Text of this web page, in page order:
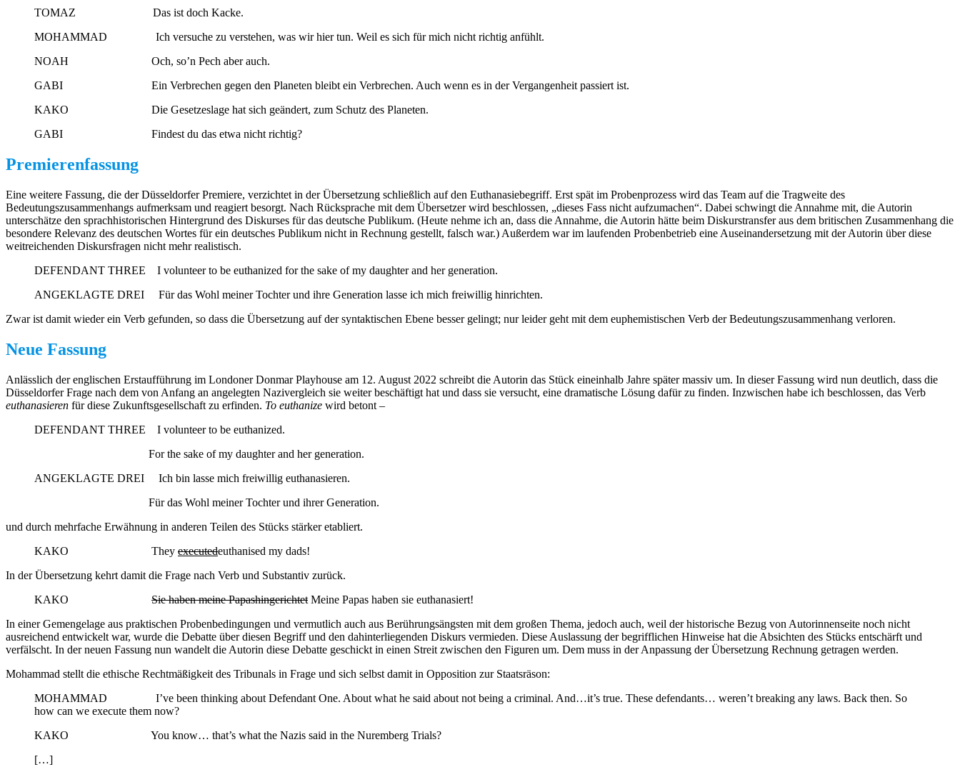
TOMAZ Das ist doch Kacke.
MOHAMMAD Ich versuche zu verstehen, was wir hier tun. Weil es sich für mich nicht richtig anfühlt.
NOAH Och, so’n Pech aber auch.
GABI Ein Verbrechen gegen den Planeten bleibt ein Verbrechen. Auch wenn es in der Vergangenheit passiert ist.
KAKO Die Gesetzeslage hat sich geändert, zum Schutz des Planeten.
GABI Findest du das etwa nicht richtig?
Premierenfassung
Eine weitere Fassung, die der Düsseldorfer Premiere, verzichtet in der Übersetzung schließlich auf den Euthanasiebegriff. Erst spät im Probenprozess wird das Team auf die Tragweite des
Bedeutungszusammenhangs aufmerksam und reagiert besorgt. Nach Rücksprache mit dem Übersetzer wird beschlossen, „dieses Fass nicht aufzumachen“. Dabei schwingt die Annahme mit, die Autorin
unterschätze den sprachhistorischen Hintergrund des Diskurses für das deutsche Publikum. (Heute nehme ich an, dass die Annahme, die Autorin hätte beim Diskurstransfer aus dem britischen Zusammenhang die
besondere Relevanz des deutschen Wortes für ein deutsches Publikum nicht in Rechnung gestellt, falsch war.) Außerdem war im laufenden Probenbetrieb eine Auseinandersetzung mit der Autorin über diese
weitreichenden Diskursfragen nicht mehr realistisch.
DEFENDANT THREE I volunteer to be euthanized for the sake of my daughter and her generation.
ANGEKLAGTE DREI Für das Wohl meiner Tochter und ihre Generation lasse ich mich freiwillig hinrichten.
Zwar ist damit wieder ein Verb gefunden, so dass die Übersetzung auf der syntaktischen Ebene besser gelingt; nur leider geht mit dem euphemistischen Verb der Bedeutungszusammenhang verloren.
Neue Fassung
Anlässlich der englischen Erstaufführung im Londoner Donmar Playhouse am 12. August 2022 schreibt die Autorin das Stück eineinhalb Jahre später massiv um. In dieser Fassung wird nun deutlich, dass die
Düsseldorfer Frage nach dem von Anfang an angelegten Nazivergleich sie weiter beschäftigt hat und dass sie versucht, eine dramatische Lösung dafür zu finden. Inzwischen habe ich beschlossen, das Verb
euthanasieren für diese Zukunftsgesellschaft zu erfinden. To euthanize wird betont –
DEFENDANT THREE I volunteer to be euthanized.
For the sake of my daughter and her generation.
ANGEKLAGTE DREI Ich bin lasse mich freiwillig euthanasieren.
Für das Wohl meiner Tochter und ihrer Generation.
und durch mehrfache Erwähnung in anderen Teilen des Stücks stärker etabliert.
KAKO They executedeuthanised my dads!
In der Übersetzung kehrt damit die Frage nach Verb und Substantiv zurück.
KAKO Sie haben meine Papashingerichtet Meine Papas haben sie euthanasiert!
In einer Gemengelage aus praktischen Probenbedingungen und vermutlich auch aus Berührungsängsten mit dem großen Thema, jedoch auch, weil der historische Bezug von Autorinnenseite noch nicht
ausreichend entwickelt war, wurde die Debatte über diesen Begriff und den dahinterliegenden Diskurs vermieden. Diese Auslassung der begrifflichen Hinweise hat die Absichten des Stücks entschärft und
verfälscht. In der neuen Fassung nun wandelt die Autorin diese Debatte geschickt in einen Streit zwischen den Figuren um. Dem muss in der Anpassung der Übersetzung Rechnung getragen werden.
Mohammad stellt die ethische Rechtmäßigkeit des Tribunals in Frage und sich selbst damit in Opposition zur Staatsräson:
MOHAMMAD I’ve been thinking about Defendant One. About what he said about not being a criminal. And…it’s true. These defendants… weren’t breaking any laws. Back then. So
how can we execute them now?
KAKO You know… that’s what the Nazis said in the Nuremberg Trials?
[…]